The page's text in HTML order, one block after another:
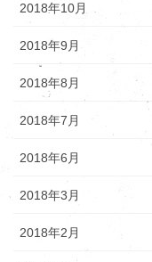
2018年10月
2018年9月
2018年8月
2018年7月
2018年6月
2018年3月
2018年2月